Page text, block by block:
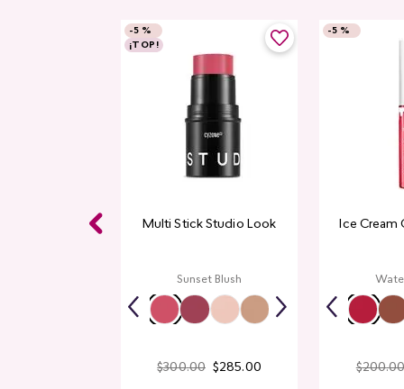
-5 %
¡TOP!
Multi Stick Studio Look
Sunset Blush
$300.00 $285.00
-5 %
Ice Cream
$200.